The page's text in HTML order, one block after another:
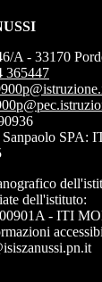
A - 33170
365447
SPA:
dell'istituto:
- ITI